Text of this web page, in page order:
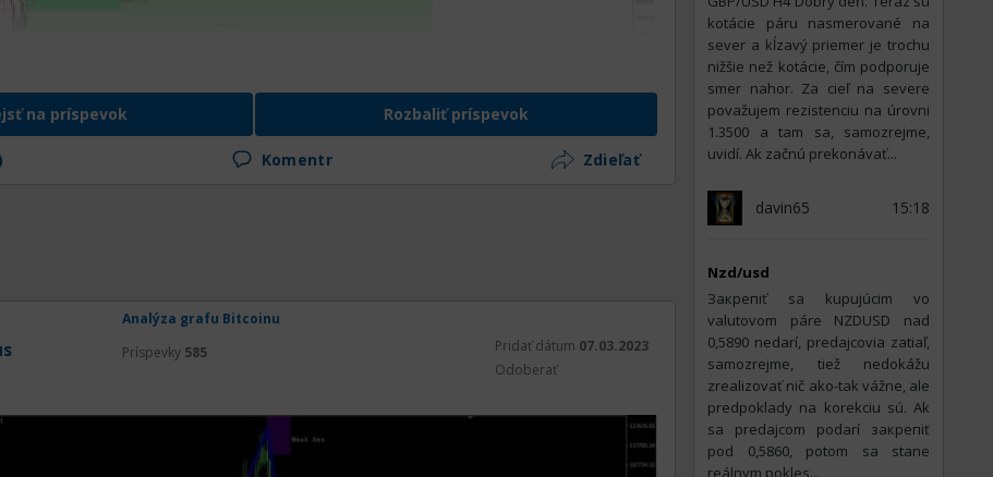
котировки биткоина вышли выше сопротивления на úrovni 64525 a
pod kotáciami, čo podporuje severnú náladu bitcoina. Teda v tejto chvíli je
na príspevok Rozbaliť príspevok
Komentr Zdieľať
Analýza grafu Bitcoinu
Príspevky 585 Pridať dátum 07.03.2023
Odoberať
kotácie páru nasmerované na
sever a kĺzavý priemer je trochu
nižšie než kotácie, čím podporuje
smer nahor. Za cieľ na severe
považujem rezistenciu na úrovni
1.3500 a tam sa, samozrejme,
uvidí. Ak začnú prekonávať...
davin65 15:18
Nzd/usd
Закрепiť sa kupujúcim vo
valutovom páre NZDUSD nad
0,5890 nedarí, predajcovia zatiaľ,
samozrejme, tiež nedokážu
zrealizovať nič ako-tak vážne, ale
predpoklady na korekciu sú. Ak
sa predajcom podarí закрепiť
pod 0,5860, potom sa stane
reálnym pokles...